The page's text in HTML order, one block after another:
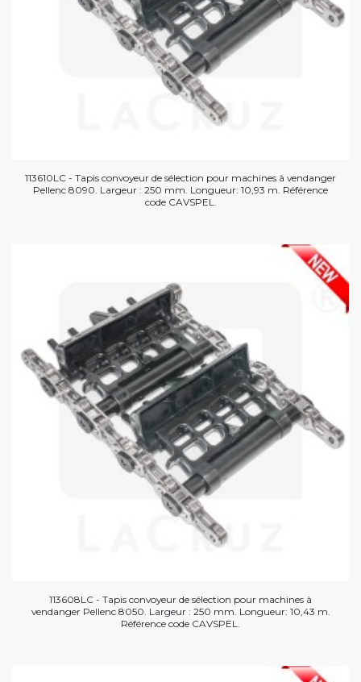
113610LC - Tapis convoyeur de sélection pour machines à vendanger
Pellenc 8090. Largeur : 250 mm. Longueur: 10,93 m. Référence
code CAVSPEL.
113608LC - Tapis convoyeur de sélection pour machines à
vendanger Pellenc 8050. Largeur : 250 mm. Longueur: 10,43 m.
Référence code CAVSPEL.